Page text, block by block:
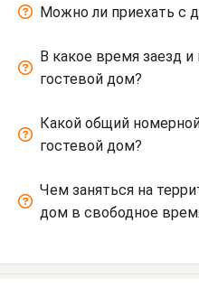
Можно ли приехать
В какое время заезд
гостевой дом?
Какой общий
гостевой дом?
Чем заняться на
дом в свободное